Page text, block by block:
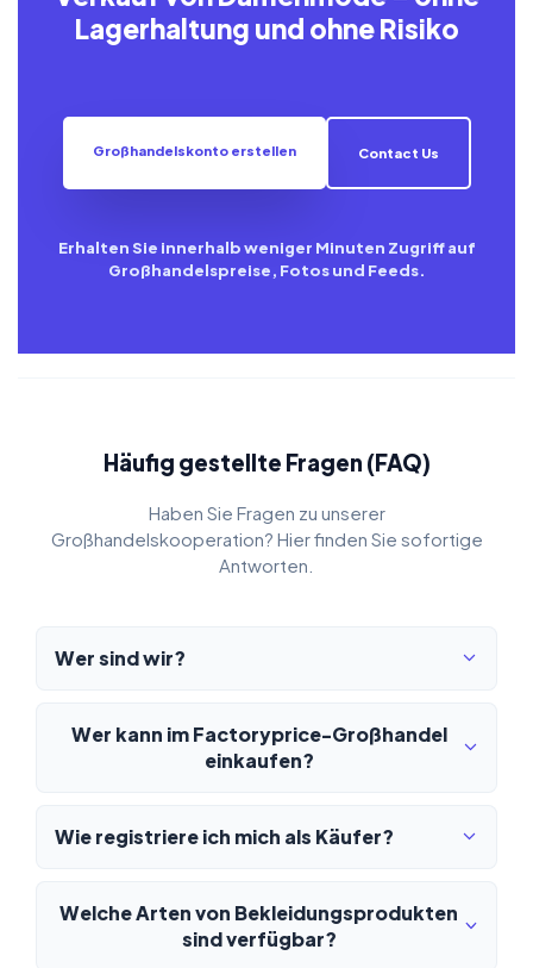
Lagerhaltung und ohne Risiko
Großhandelskonto erstellen Contact Us
Erhalten Sie innerhalb weniger Minuten Zugriff auf
Großhandelspreise, Fotos und Feeds.
Häufig gestellte Fragen (FAQ)
Haben Sie Fragen zu unserer
Großhandelskooperation? Hier finden Sie sofortige
Antworten.
Wer sind wir?
Wer kann im Factoryprice-Großhandel
einkaufen?
Wie registriere ich mich als Käufer?
Welche Arten von Bekleidungsprodukten
sind verfügbar?